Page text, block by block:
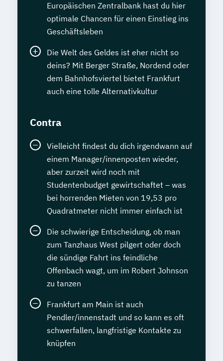
Europäischen Zentralbank hast du hier
optimale Chancen für einen Einstieg ins
Geschäftsleben
Die Welt des Geldes ist eher nicht so
deins? Mit Berger Straße, Nordend oder
dem Bahnhofsviertel bietet Frankfurt
auch eine tolle Alternativkultur
Contra
Vielleicht findest du dich irgendwann auf
einem Manager/innenposten wieder,
aber zurzeit wird noch mit
Studentenbudget gewirtschaftet – was
bei horrenden Mieten von 19,53 pro
Quadratmeter nicht immer einfach ist
Die schwierige Entscheidung, ob man
zum Tanzhaus West pilgert oder doch
die sündige Fahrt ins feindliche
Offenbach wagt, um im Robert Johnson
zu tanzen
Frankfurt am Main ist auch
Pendler/innenstadt und so kann es oft
schwerfallen, langfristige Kontakte zu
knüpfen